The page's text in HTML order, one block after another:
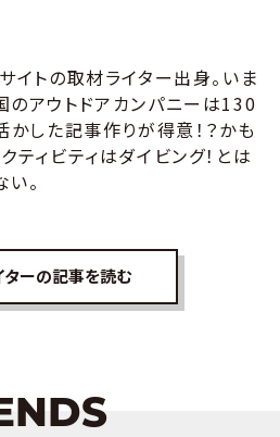
イトの取材ライター出身。いま
のアウトドアカンパニーは130
かした記事作りが得意！？かも
ティビティはダイビング！とは
。
ターの記事を読む